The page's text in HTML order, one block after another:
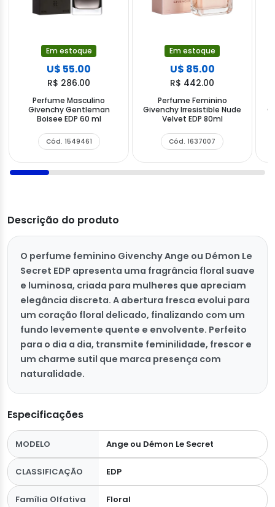
Em estoque
U$ 55.00
R$ 286.00
Perfume Masculino
Givenchy Gentleman
Boisee EDP 60 ml
Cód. 1549461
Em estoque
U$ 85.00
R$ 442.00
Perfume Feminino
Givenchy Irresistible Nude
Velvet EDP 80ml
Cód. 1637007
Descrição do produto
O perfume feminino Givenchy Ange ou Démon Le
Secret EDP apresenta uma fragrância floral suave
e luminosa, criada para mulheres que apreciam
elegância discreta. A abertura fresca evolui para
um coração floral delicado, finalizando com um
fundo levemente quente e envolvente. Perfeito
para o dia a dia, transmite feminilidade, frescor e
um charme sutil que marca presença com
naturalidade.
Especificações
MODELO Ange ou Démon Le Secret
CLASSIFICAÇÃO EDP
Família Olfativa Floral